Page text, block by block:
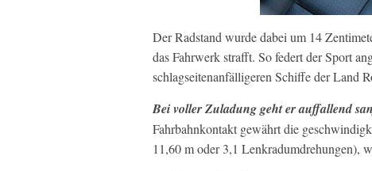
Der Radstand wurde dabei um 14
das Fahrwerk strafft. So federt der Sport
schlagseitenanfälligeren Schiffe der Land
Bei voller Zuladung geht er auffallend
Fahrbahnkontakt gewährt die
11,60 m oder 3,1 Lenkradumdrehungen),